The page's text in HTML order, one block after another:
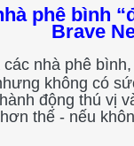
phê bình
Brave
nhà phê bình,
không có
động thú vị
thế - nếu